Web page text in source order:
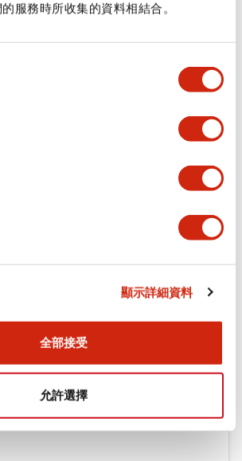
服務時所收集的資料相結合。
顯示詳細資料
全部接受
允許選擇
認證與標準
LW系列 控制元件 (英文版)
.PDF1.23MB